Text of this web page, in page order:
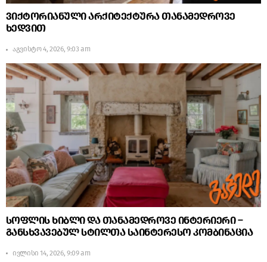
ვიქტორიანული არქიტექტურა თანამედროვე
ხედვით
აგვისტო 4, 2026, 9:03 am
სოფლის ხიბლი და თანამედროვე ინტერიერი –
განსხვავებულ სტილთა საინტერესო კომბინაცია
ივლისი 14, 2026, 9:09 am